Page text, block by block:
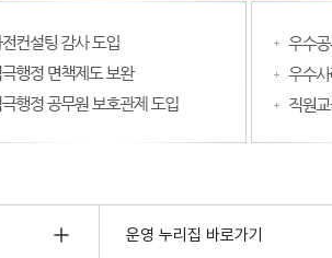
운영 누리집 바로가기